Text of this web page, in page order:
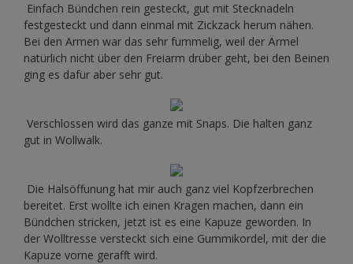
Einfach Bündchen rein gesteckt, gut mit Stecknadeln
festgesteckt und dann einmal mit Zickzack herum nähen.
Bei den Armen war das sehr fummelig, weil der Ärmel
natürlich nicht über den Freiarm drüber geht, bei den Beinen
ging es dafür aber sehr gut.
Verschlossen wird das ganze mit Snaps. Die halten ganz
gut in Wollwalk.
Die Halsöffunung hat mir auch ganz viel Kopfzerbrechen
bereitet. Erst wollte ich einen Kragen machen, dann ein
Bündchen stricken, jetzt ist es eine Kapuze geworden. In
der Wolltresse versteckt sich eine Gummikordel, mit der die
Kapuze vorne gerafft wird.